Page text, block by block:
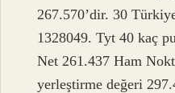
267.570’dir. 30
1328049. Tyt 40 kaç
Net 261.437 Ham
yerleştirme değeri